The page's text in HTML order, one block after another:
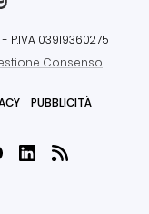
- P.IVA 03919360275
Consenso
PUBBLICITÀ